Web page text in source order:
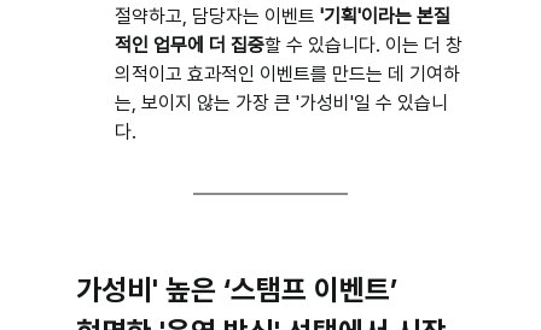
절약하고, 담당자는 이벤트 '기획'이라는 본질
적인 업무에 더 집중할 수 있습니다. 이는 더 창
의적이고 효과적인 이벤트를 만드는 데 기여하
는, 보이지 않는 가장 큰 '가성비'일 수 있습니
다.
가성비' 높은 ‘스탬프 이벤트’